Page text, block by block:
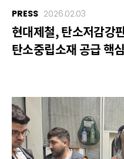
PRESS 2026.02.03
현대제철, 탄소저감강
탄소중립소재 공급 핵